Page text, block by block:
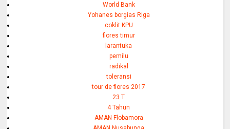
World Bank
Yohanes borgias Riga
coklit KPU
flores timur
larantuka
pemilu
radikal
toleransi
tour de flores 2017
23 T
4 Tahun
AMAN Flobamora